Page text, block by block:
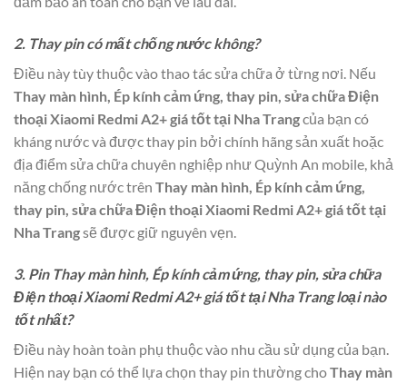
2. Thay pin có mất chống nước không?
Điều này tùy thuộc vào thao tác sửa chữa ở từng nơi. Nếu
Thay màn hình, Ép kính cảm ứng, thay pin, sửa chữa Điện
thoại Xiaomi Redmi A2+ giá tốt tại Nha Trangcủa bạn có
kháng nước và được thay pin bởi chính hãng sản xuất hoặc
địa điểm sửa chữa chuyên nghiệp như Quỳnh An mobile, khả
năng chống nước trên Thay màn hình, Ép kính cảm ứng,
thay pin, sửa chữa Điện thoại Xiaomi Redmi A2+ giá tốt tại
Nha Trangsẽ được giữ nguyên vẹn.
3. Pin Thay màn hình, Ép kính cảm ứng, thay pin, sửa chữa
Điện thoại Xiaomi Redmi A2+ giá tốt tại Nha Trang loại nào
tốt nhất?
Điều này hoàn toàn phụ thuộc vào nhu cầu sử dụng của bạn.
Hiện nay bạn có thể lựa chọn thay pin thường choThay màn